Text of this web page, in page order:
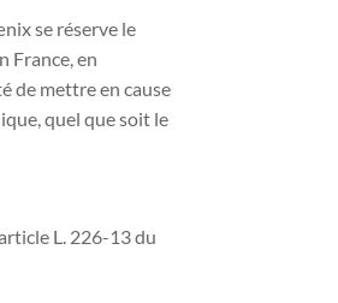
se réserve le
France, en
de mettre en cause
quel que soit le
L. 226-13 du